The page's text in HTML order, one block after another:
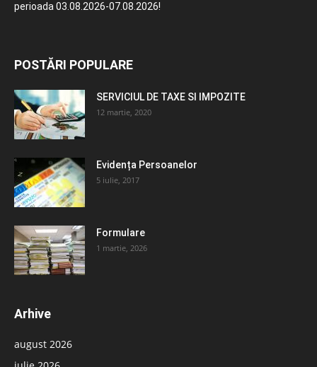
perioada 03.08.2026-07.08.2026!
POSTĂRI POPULARE
SERVICIUL DE TAXE SI IMPOZITE
12 martie, 2020
Evidența Persoanelor
5 iulie, 2017
Formulare
1 martie, 2026
Arhive
august 2026